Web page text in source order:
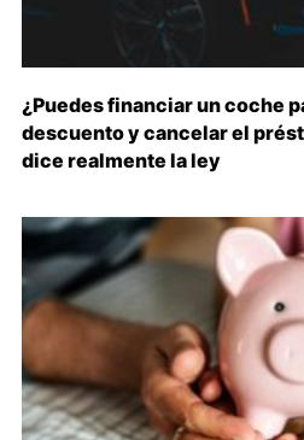
¿Puedes financiar un coche
descuento y cancelar el
dice realmente la ley